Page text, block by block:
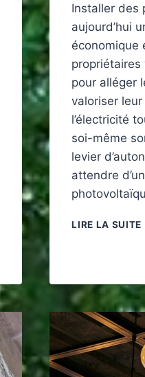
Installer des
aujourd’hui
économique
pour alléger
valoriser
l’électricité
soi-même
levier
attendre
LIRE LA SUITE